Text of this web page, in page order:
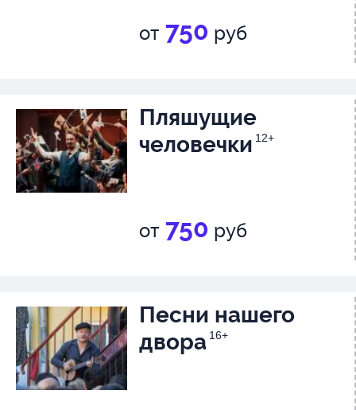
от 750 руб
Пляшущие
человечки 12+
от 750 руб
Песни нашего
двора 16+